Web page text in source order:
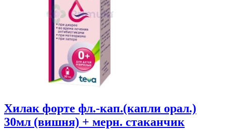
Хилак форте фл.-кап.(капли орал.)
30мл (вишня) + мерн. стаканчик